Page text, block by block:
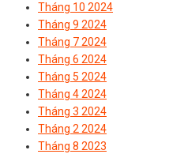
Tháng 10 2024
Tháng 9 2024
Tháng 7 2024
Tháng 6 2024
Tháng 5 2024
Tháng 4 2024
Tháng 3 2024
Tháng 2 2024
Tháng 8 2023